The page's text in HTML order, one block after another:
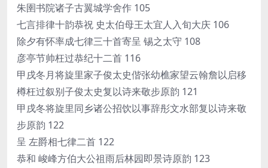
朱圉书院诸子古翼城学舍作 105
七言排律十韵恭祝 史太伯母王太宜人入旬大庆 106
除夕有怀率成七律三十首寄呈 锡之太守 108
彦亭节帅枉过恭纪十二首 116
甲戌冬月将旋里家子俊太史偕张幼樵家望云翰詹以启移
樽枉过叙别子俊太史复以诗来敬步原韵 121
甲戌冬将旋里同乡诸公招饮以事辞彤文水部复以诗来敬
步原韵 122
呈 左爵相七律二首 122
恭和 峻峰方伯大公祖雨后林园即景诗原韵 123